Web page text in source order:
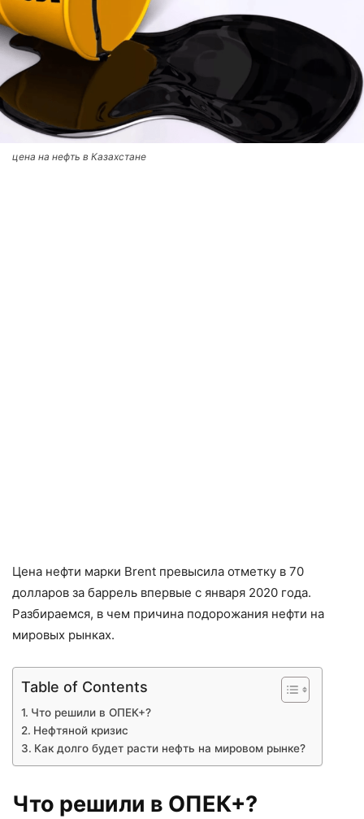
цена на нефть в Казахстане
Цена нефти марки Brent превысила отметку в 70
долларов за баррель впервые с января 2020 года.
Разбираемся, в чем причина подорожания нефти на
мировых рынках.
Table of Contents
Что решили в ОПЕК+?
Нефтяной кризис
Как долго будет расти нефть на мировом рынке?
Что решили в ОПЕК+?